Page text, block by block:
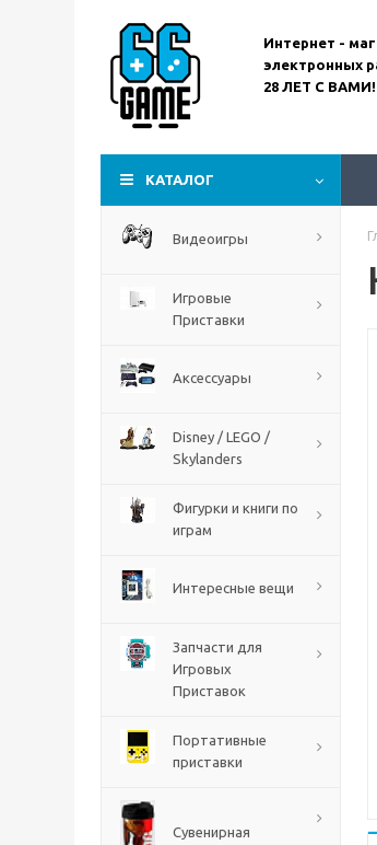
Интернет -
электронных
28 ЛЕТ С ВАМИ!
КАТАЛОГ
Видеоигры
Игровые
Приставки
Аксессуары
Disney / LEGO /
Skylanders
Фигурки и книги по
играм
Интересные вещи
Запчасти для
Игровых
Приставок
Портативные
приставки
Сувенирная
The Blood of Dawnwalker